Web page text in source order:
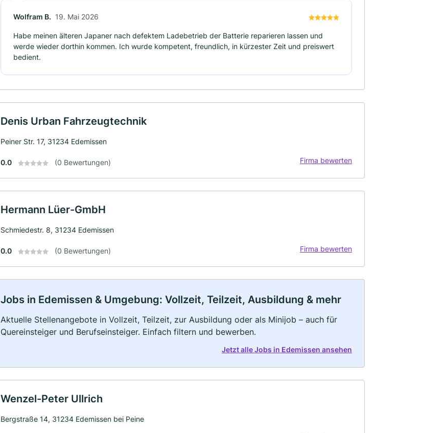
Wolfram B. 19. Mai 2026
Habe meinen älteren Japaner nach defektem Ladebetrieb der Batterie reparieren lassen und
werde wieder dorthin kommen. Ich wurde kompetent, freundlich, in kürzester Zeit und preiswert
bedient.
Denis Urban Fahrzeugtechnik
Peiner Str. 17, 31234 Edemissen
0.0 (0 Bewertungen) Firma bewerten
Hermann Lüer-GmbH
Schmiedestr. 8, 31234 Edemissen
0.0 (0 Bewertungen) Firma bewerten
Jobs in Edemissen & Umgebung: Vollzeit, Teilzeit, Ausbildung & mehr
Aktuelle Stellenangebote in Vollzeit, Teilzeit, zur Ausbildung oder als Minijob – auch für
Quereinsteiger und Berufseinsteiger. Einfach filtern und bewerben.
Jetzt alle Jobs in Edemissen ansehen
Wenzel-Peter Ullrich
Bergstraße 14, 31234 Edemissen bei Peine